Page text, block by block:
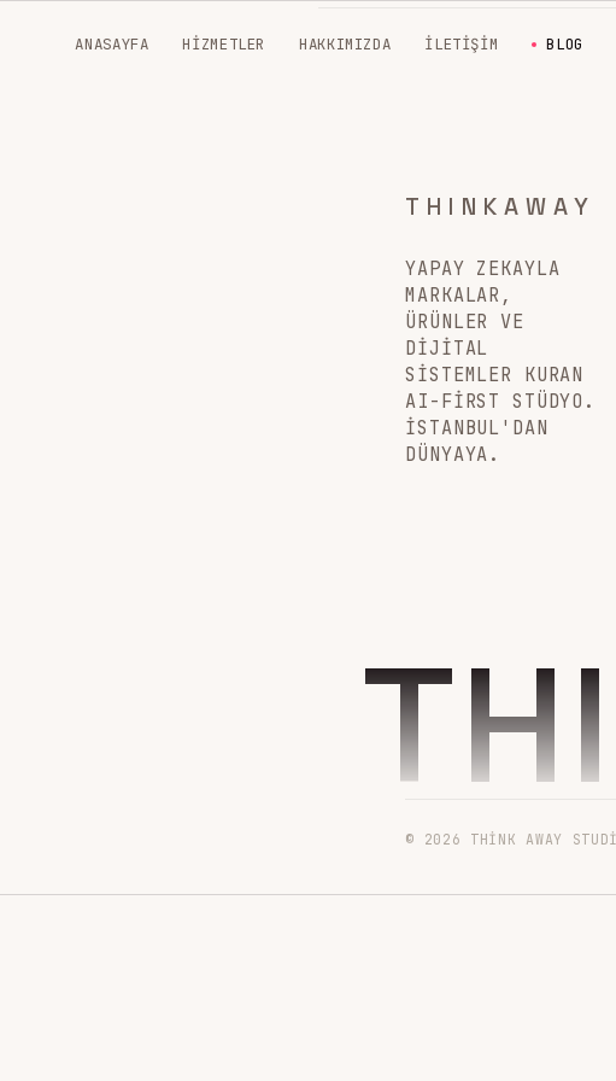
ANASAYFA HIZMETLER HAKKIMIZDA İLETIŞIM BLOG
THINKAWAY
YAPAY ZEKAYLA
MARKALAR,
ÜRÜNLER VE
DIJITAL
SISTEMLER KURAN
AI-FIRST STÜDYO.
İSTANBUL'DAN
DÜNYAYA.
© 2026 THINK AWAY